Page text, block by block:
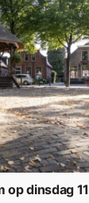
op dinsdag 11